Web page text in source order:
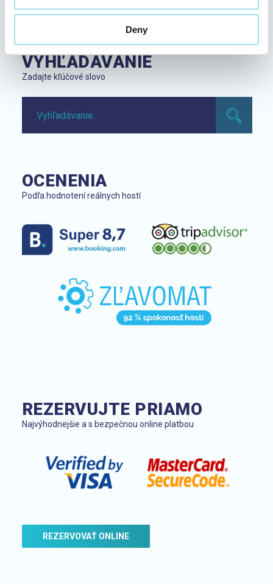
Deny
VYHĽADÁVANIE
Zadajte kľúčové slovo
OCENENIA
Podľa hodnotení reálnych hostí
REZERVUJTE PRIAMO
Najvýhodnejšie a s bezpečnou online platbou
REZERVOVAŤ ONLINE